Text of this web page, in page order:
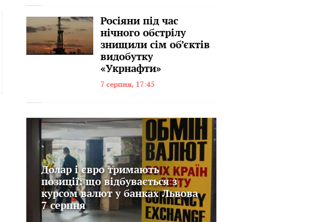
Росіяни під час
нічного обстрілу
знищили сім об’єктів
видобутку
«Укрнафти»
7 серпня, 17:45
Долар і євро тримають
позиції: що відбувається з
курсом валют у банках Львова
7 серпня